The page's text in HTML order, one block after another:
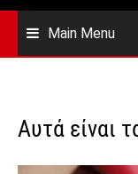
Main Menu
Αυτά είναι